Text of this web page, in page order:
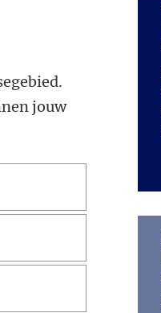
jouw